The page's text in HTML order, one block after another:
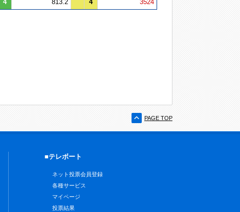
4 813.2 4 3524
PAGE TOP
■テレボート
ネット投票会員登録
各種サービス
マイページ
投票結果